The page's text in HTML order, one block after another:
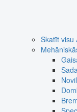
Skatīt visu